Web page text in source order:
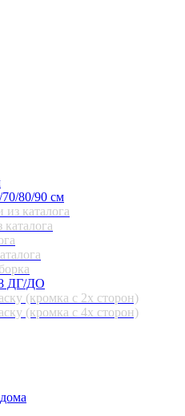
80/90 см
из каталога
каталога
ДГ/ДО
(кромка с 2х сторон)
(кромка с 4х сторон)